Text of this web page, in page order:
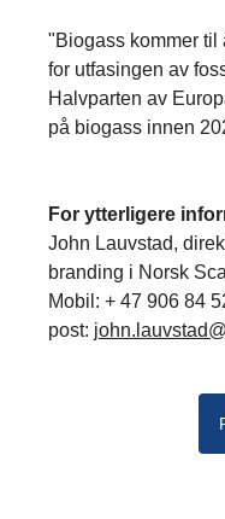
"Biogass kommer
for utfasingen av
Halvparten av
på biogass innen
For ytterligere
John Lauvstad,
branding i Norsk
Mobil: + 47 906 84
post: